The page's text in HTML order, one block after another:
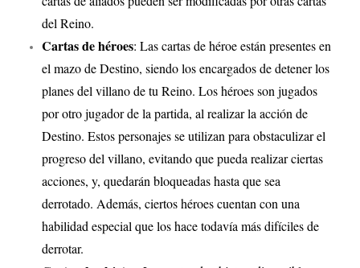
del Reino.
Cartas de héroes: Las cartas de héroe están presentes en
el mazo de Destino, siendo los encargados de detener los
planes del villano de tu Reino. Los héroes son jugados
por otro jugador de la partida, al realizar la acción de
Destino. Estos personajes se utilizan para obstaculizar el
progreso del villano, evitando que pueda realizar ciertas
acciones, y, quedarán bloqueadas hasta que sea
derrotado. Además, ciertos héroes cuentan con una
habilidad especial que los hace todavía más difíciles de
derrotar.